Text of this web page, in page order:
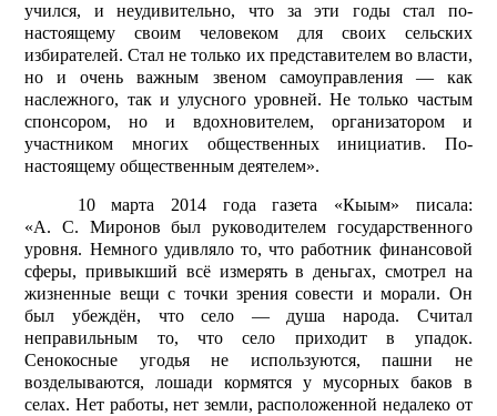
учился, и неудивительно, что за эти годы стал по-
настоящему своим человеком для своих сельских
избирателей. Стал не только их представителем во власти,
но и очень важным звеном самоуправления — как
наслежного, так и улусного уровней. Не только частым
спонсором, но и вдохновителем, организатором и
участником многих общественных инициатив. По-
настоящему общественным деятелем».
10 марта 2014 года газета «Кыым» писала:
«А. С. Миронов был руководителем государственного
уровня. Немного удивляло то, что работник финансовой
сферы, привыкший всё измерять в деньгах, смотрел на
жизненные вещи с точки зрения совести и морали. Он
был убеждён, что село — душа народа. Считал
неправильным то, что село приходит в упадок.
Сенокосные угодья не используются, пашни не
возделываются, лошади кормятся у мусорных баков в
селах. Нет работы, нет земли, расположенной недалеко от